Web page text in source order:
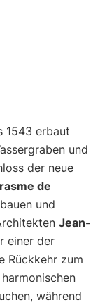
1543 erbaut
und
der neue
de
und
Jean-
einer der
Rückkehr zum
während